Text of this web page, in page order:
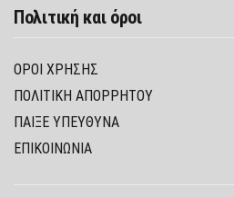
Πολιτική και όροι
ΌΡΟΙ ΧΡΉΣΗΣ
ΠΟΛΙΤΙΚΉ ΑΠΟΡΡΉΤΟΥ
ΠΑΊΞΕ ΥΠΕΎΘΥΝΑ
ΕΠΙΚΟΙΝΩΝΙΑ